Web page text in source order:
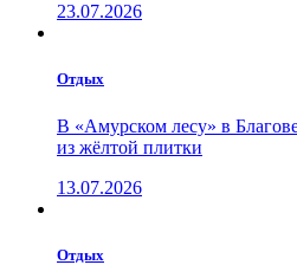
23.07.2026
Отдых
В «Амурском лесу» в
из жёлтой плитки
13.07.2026
Отдых